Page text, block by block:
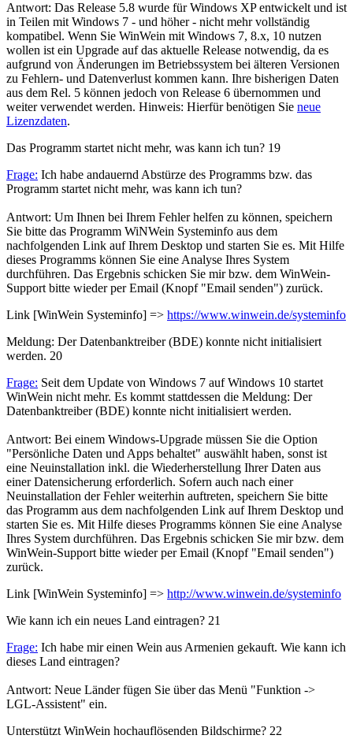
Antwort: Das Release 5.8 wurde für Windows XP entwickelt und ist
in Teilen mit Windows 7 - und höher - nicht mehr vollständig
kompatibel. Wenn Sie WinWein mit Windows 7, 8.x, 10 nutzen
wollen ist ein Upgrade auf das aktuelle Release notwendig, da es
aufgrund von Änderungen im Betriebssystem bei älteren Versionen
zu Fehlern- und Datenverlust kommen kann. Ihre bisherigen Daten
aus dem Rel. 5 können jedoch von Release 6 übernommen und
weiter verwendet werden. Hinweis: Hierfür benötigen Sie neue
Lizenzdaten.
Das Programm startet nicht mehr, was kann ich tun? 19
Frage: Ich habe andauernd Abstürze des Programms bzw. das
Programm startet nicht mehr, was kann ich tun?
Antwort: Um Ihnen bei Ihrem Fehler helfen zu können, speichern
Sie bitte das Programm WiNWein Systeminfo aus dem
nachfolgenden Link auf Ihrem Desktop und starten Sie es. Mit Hilfe
dieses Programms können Sie eine Analyse Ihres System
durchführen. Das Ergebnis schicken Sie mir bzw. dem WinWein-
Support bitte wieder per Email (Knopf "Email senden") zurück.
Link [WinWein Systeminfo] => https://www.winwein.de/systeminfo
Meldung: Der Datenbanktreiber (BDE) konnte nicht initialisiert
werden. 20
Frage: Seit dem Update von Windows 7 auf Windows 10 startet
WinWein nicht mehr. Es kommt stattdessen die Meldung: Der
Datenbanktreiber (BDE) konnte nicht initialisiert werden.
Antwort: Bei einem Windows-Upgrade müssen Sie die Option
"Persönliche Daten und Apps behaltet" auswählt haben, sonst ist
eine Neuinstallation inkl. die Wiederherstellung Ihrer Daten aus
einer Datensicherung erforderlich. Sofern auch nach einer
Neuinstallation der Fehler weiterhin auftreten, speichern Sie bitte
das Programm aus dem nachfolgenden Link auf Ihrem Desktop und
starten Sie es. Mit Hilfe dieses Programms können Sie eine Analyse
Ihres System durchführen. Das Ergebnis schicken Sie mir bzw. dem
WinWein-Support bitte wieder per Email (Knopf "Email senden")
zurück.
Link [WinWein Systeminfo] => http://www.winwein.de/systeminfo
Wie kann ich ein neues Land eintragen? 21
Frage: Ich habe mir einen Wein aus Armenien gekauft. Wie kann ich
dieses Land eintragen?
Antwort: Neue Länder fügen Sie über das Menü "Funktion ->
LGL-Assistent" ein.
Unterstützt WinWein hochauflösenden Bildschirme? 22